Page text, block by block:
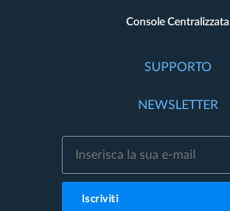
Console Centralizzata
SUPPORTO
NEWSLETTER
Iscriviti